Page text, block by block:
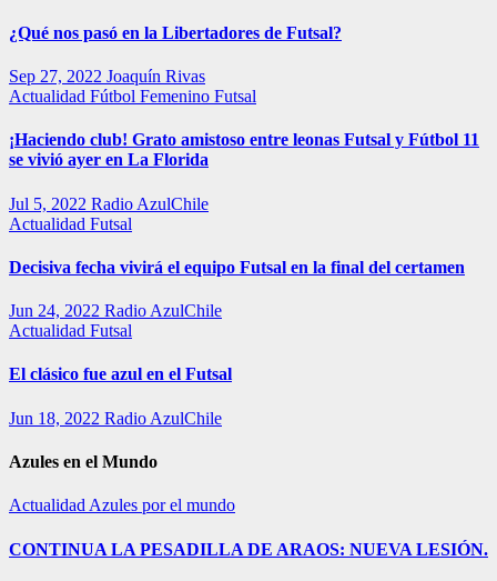
¿Qué nos pasó en la Libertadores de Futsal?
Sep 27, 2022 Joaquín Rivas
Actualidad Fútbol Femenino Futsal
¡Haciendo club! Grato amistoso entre leonas Futsal y Fútbol 11
se vivió ayer en La Florida
Jul 5, 2022 Radio AzulChile
Actualidad Futsal
Decisiva fecha vivirá el equipo Futsal en la final del certamen
Jun 24, 2022 Radio AzulChile
Actualidad Futsal
El clásico fue azul en el Futsal
Jun 18, 2022 Radio AzulChile
Azules en el Mundo
Actualidad Azules por el mundo
CONTINUA LA PESADILLA DE ARAOS: NUEVA LESIÓN.